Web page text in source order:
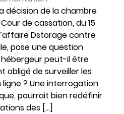
décision de la chambre
de cassation, du 15
Dstorage contre
pose une question
peut-il être
de surveiller les
? Une interrogation
pourrait bien redéfinir
des […]